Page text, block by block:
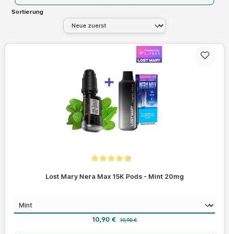
Sortierung
Lost Mary Nera Max 15K Pods - Mint 20mg
Geschmack
Verkaufspreis:
10,90 € Regulärer Preis:
19,90 €